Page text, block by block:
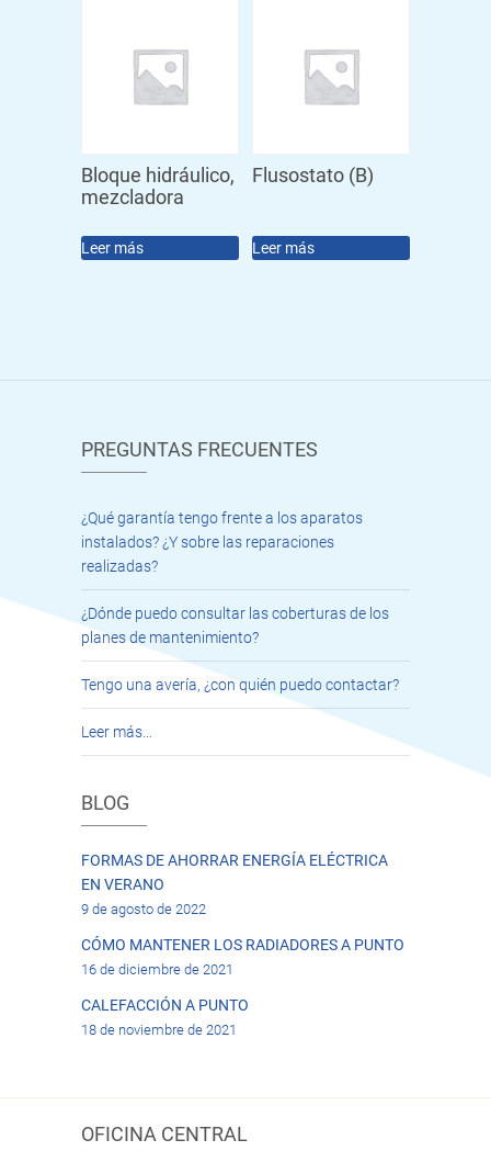
Bloque hidráulico,
mezcladora
Leer más
Flusostato (B)
Leer más
PREGUNTAS FRECUENTES
¿Qué garantía tengo frente a los aparatos
instalados? ¿Y sobre las reparaciones
realizadas?
¿Dónde puedo consultar las coberturas de los
planes de mantenimiento?
Tengo una avería, ¿con quién puedo contactar?
Leer más…
BLOG
FORMAS DE AHORRAR ENERGÍA ELÉCTRICA
EN VERANO
9 de agosto de 2022
CÓMO MANTENER LOS RADIADORES A PUNTO
16 de diciembre de 2021
CALEFACCIÓN A PUNTO
18 de noviembre de 2021
OFICINA CENTRAL